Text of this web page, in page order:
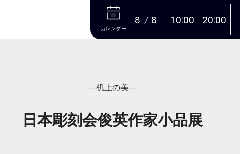
本文へ
カレンダー
8 8 10:00 20:00
―机上の美―
日本彫刻会俊英作家小品展